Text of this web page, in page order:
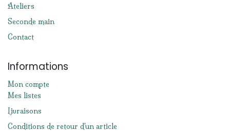
Ateliers
Seconde main
Contact
Informations
Mon compte
Mes listes
Livraisons
Conditions de retour d'un article